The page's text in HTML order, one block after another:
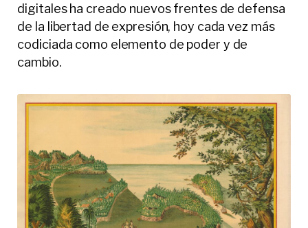
digitales ha creado nuevos frentes de defensa
de la libertad de expresión, hoy cada vez más
codiciada como elemento de poder y de
cambio.